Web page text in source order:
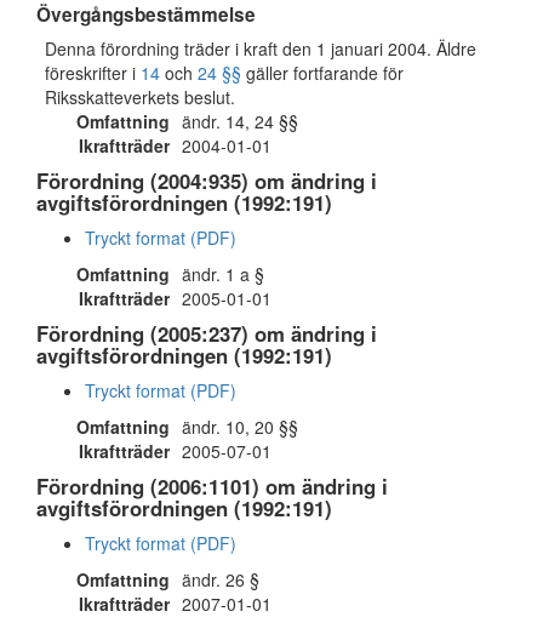
Övergångsbestämmelse
Denna förordning träder i kraft den 1 januari 2004. Äldre
föreskrifter i 14 och 24 §§ gäller fortfarande för
Riksskatteverkets beslut.
Omfattning ändr. 14, 24 §§
Ikraftträder 2004-01-01
Förordning (2004:935) om ändring i
avgiftsförordningen (1992:191)
Tryckt format (PDF)
Omfattning ändr. 1 a §
Ikraftträder 2005-01-01
Förordning (2005:237) om ändring i
avgiftsförordningen (1992:191)
Tryckt format (PDF)
Omfattning ändr. 10, 20 §§
Ikraftträder 2005-07-01
Förordning (2006:1101) om ändring i
avgiftsförordningen (1992:191)
Tryckt format (PDF)
Omfattning ändr. 26 §
Ikraftträder 2007-01-01